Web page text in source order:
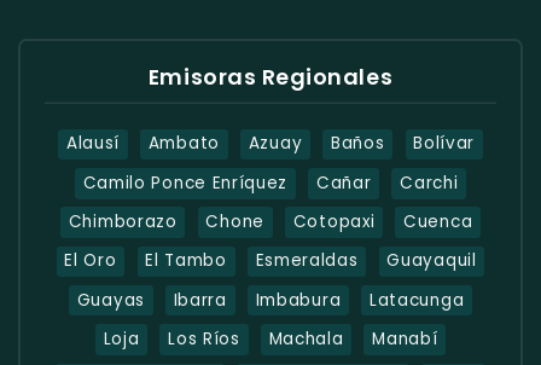
Emisoras Regionales
Alausí Ambato Azuay Baños
Bolívar
Camilo Ponce Enríquez
Cañar
Carchi
Chimborazo
Chone Cotopaxi
Cuenca
El Oro
El Tambo Esmeraldas
Guayaquil
Guayas
Ibarra Imbabura
Latacunga
Loja
Los Ríos Machala
Manabí